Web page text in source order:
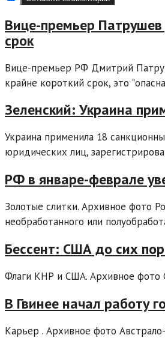
Вице-премьер Патрушев
срок
Вице-премьер РФ Дмитрий
крайне короткий срок, это
Зеленский: Украина
Украина применила 18
юридических лиц,
РФ в январе-феврале
Золотые слитки. Архивное фото
необработанного или
Бессент: США до сих
Флаги КНР и США. Архивное фото
В Гвинее начал работу
Карьер . Архивное фото